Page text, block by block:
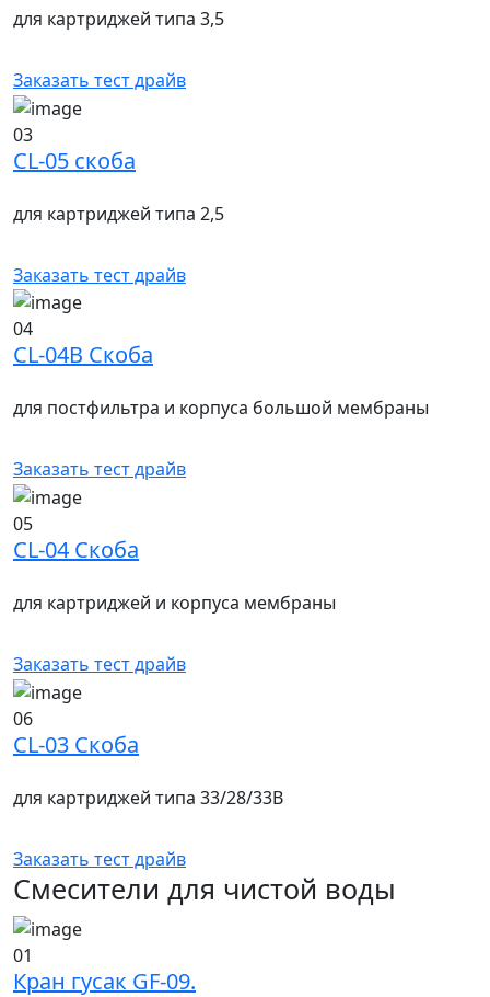
для картриджей типа 3,5
Заказать тест драйв
03
CL-05 скоба
для картриджей типа 2,5
Заказать тест драйв
04
CL-04B Скоба
для постфильтра и корпуса большой мембраны
Заказать тест драйв
05
CL-04 Скоба
для картриджей и корпуса мембраны
Заказать тест драйв
06
CL-03 Скоба
для картриджей типа 33/28/33В
Заказать тест драйв
Смесители для чистой воды
01
Кран гусак GF-09.